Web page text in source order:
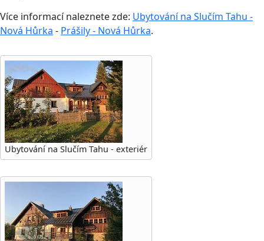
Více informací naleznete zde: Ubytování na Slučím Tahu -
Nová Hůrka - Prášily - Nová Hůrka.
Ubytování na Slučím Tahu - exteriér